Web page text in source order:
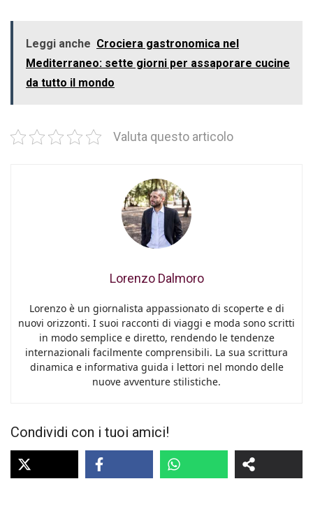
Leggi anche Crociera gastronomica nel
Mediterraneo: sette giorni per assaporare cucine
da tutto il mondo
Valuta questo articolo
Lorenzo Dalmoro
Lorenzo è un giornalista appassionato di scoperte e di
nuovi orizzonti. I suoi racconti di viaggi e moda sono scritti
in modo semplice e diretto, rendendo le tendenze
internazionali facilmente comprensibili. La sua scrittura
dinamica e informativa guida i lettori nel mondo delle
nuove avventure stilistiche.
Condividi con i tuoi amici!